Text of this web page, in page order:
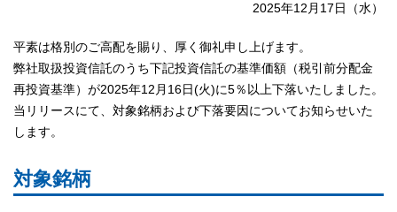
2025年12月17日（水）
平素は格別のご高配を賜り、厚く御礼申し上げます。
弊社取扱投資信託のうち下記投資信託の基準価額（税引前分配金
再投資基準）が2025年12月16日(火)に5％以上下落いたしました。
当リリースにて、対象銘柄および下落要因についてお知らせいた
します。
対象銘柄